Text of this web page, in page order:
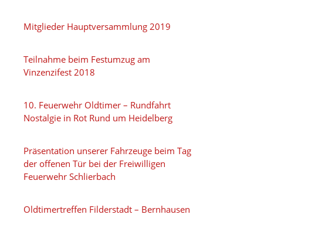
Mitglieder Hauptversammlung 2019
Teilnahme beim Festumzug am
Vinzenzifest 2018
10. Feuerwehr Oldtimer – Rundfahrt
Nostalgie in Rot Rund um Heidelberg
Präsentation unserer Fahrzeuge beim Tag
der offenen Tür bei der Freiwilligen
Feuerwehr Schlierbach
Oldtimertreffen Filderstadt – Bernhausen